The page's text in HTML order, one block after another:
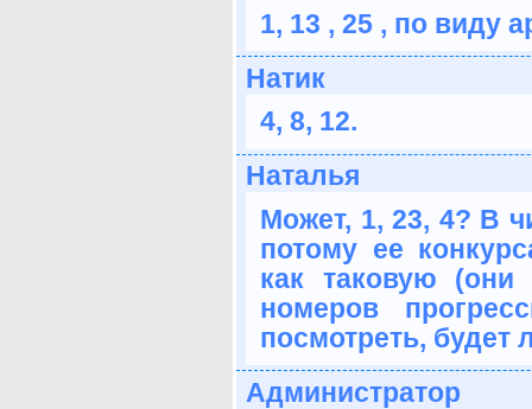
1, 13 , 25 , по виду
Натик
4, 8, 12.
Наталья
Может, 1, 23, 4? В
потому ее
как таковую
номеров
посмотреть, будет
Администратор